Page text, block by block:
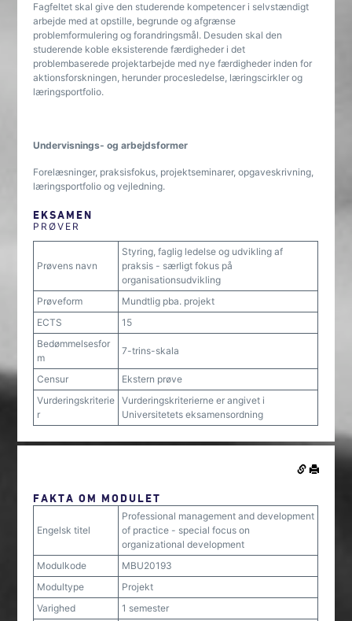
Fagfeltet skal give den studerende kompetencer i selvstændigt
arbejde med at opstille, begrunde og afgrænse
problemformulering og forandringsmål. Desuden skal den
studerende koble eksisterende færdigheder i det
problembaserede projektarbejde med nye færdigheder inden for
aktionsforskningen, herunder procesledelse, læringscirkler og
læringsportfolio.
Undervisnings- og arbejdsformer
Forelæsninger, praksisfokus, projektseminarer, opgaveskrivning,
læringsportfolio og vejledning.
EKSAMEN
PRØVER
Prøvens navn
Styring, faglig ledelse og udvikling af
praksis - særligt fokus på
organisationsudvikling
Prøveform
Mundtlig pba. projekt
ECTS
15
Bedømmelsesfor
m
7-trins-skala
Censur
Ekstern prøve
Vurderingskriterie
r
Vurderingskriterierne er angivet i
Universitetets eksamensordning
FAKTA OM MODULET
Engelsk titel
Professional management and development
of practice - special focus on
organizational development
Modulkode
MBU20193
Modultype
Projekt
Varighed
1 semester